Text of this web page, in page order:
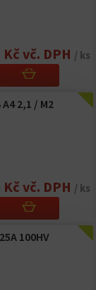
vč. DPH / ks
A4 2,1 / M2
vč. DPH / ks
100HV